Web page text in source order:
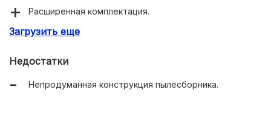
Расширенная комплектация.
Светодиодная подсветка щетки.
Загрузить еще
Недостатки
Непродуманная конструкция пылесборника.